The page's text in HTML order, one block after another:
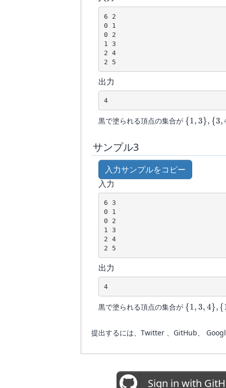
6 2
0 1
0 2
1 3
2 4
出力
4
黒で塗られる頂点の集合が \{1,
\{3,
\{4,
5\}
{ 1, 3}, {3,
サンプル3
入力サンプルをコピー
入力
6 3
0 1
0 2
1 3
2 4
出力
4
黒で塗られる頂点の集合が \{1,
\{1,
5\},
4,
{ 1, 3, 4}, {
提出するには、Twitter 、GitHub、
Sign in with